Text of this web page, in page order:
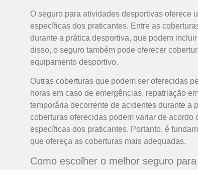
O seguro para atividades desportivas oferece
específicas dos praticantes. Entre as
durante a prática desportiva, que podem
disso, o seguro também pode oferecer
equipamento desportivo.
Outras coberturas que podem ser oferecidas
horas em caso de emergências, repatriação
temporária decorrente de acidentes durante a
coberturas oferecidas podem variar de
específicas dos praticantes. Portanto, é
que ofereça as coberturas mais adequadas.
Como escolher o melhor seguro